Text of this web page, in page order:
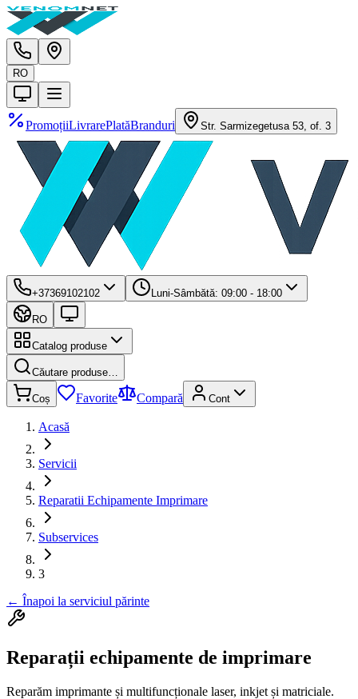
RO
PromoțiiLivrarePlatăBranduri Str. Sarmizegetusa 53, of. 3
+37369102102 Luni-Sâmbătă: 09:00 - 18:00
RO
Catalog produse
Căutare produse…
Coș Favorite Compară Cont
Acasă
Servicii
Reparatii Echipamente Imprimare
Subservices
3
← Înapoi la serviciul părinte
Reparații echipamente de imprimare
Reparăm imprimante și multifuncționale laser, inkjet și matriciale.